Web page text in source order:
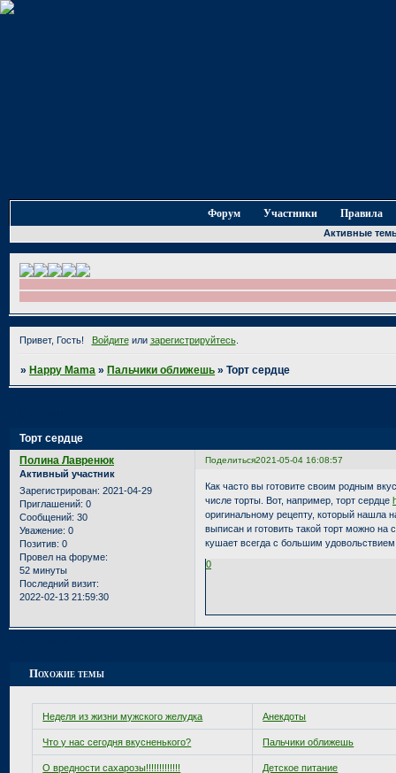
Форум Участники Правила
Активные
Привет, Гость! Войдитеили зарегистрируйтесь.
»Happy Mama »Пальчики оближешь »Торт сердце
Торт сердце
Поделиться2021-05-04 16:08:57
Полина Лавренюк
Активный участник
Зарегистрирован: 2021-04-29
Приглашений: 0
Сообщений: 30
Уважение: 0
Позитив: 0
Провел на форуме:
52 минуты
Последний визит:
2022-02-13 21:59:30
Как часто вы готовите своим родным
числе торты. Вот, например, торт сердце
оригинальному рецепту, который нашла
выписан и готовить такой торт можно
кушает всегда с большим
0
Похожие темы
Неделя из жизни мужского желудка Анекдоты
Что у нас сегодня вкусненького? Пальчики оближешь
О вредности сахарозы!!!!!!!!!!!!! Детское питание